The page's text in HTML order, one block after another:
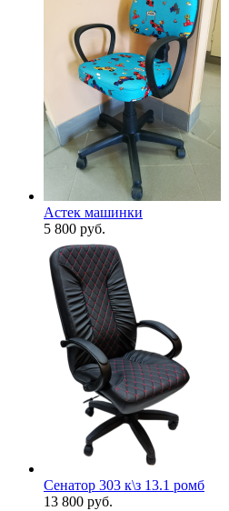
Астек машинки
5 800 руб.
Сенатор 303 к\з 13.1 ромб
13 800 руб.